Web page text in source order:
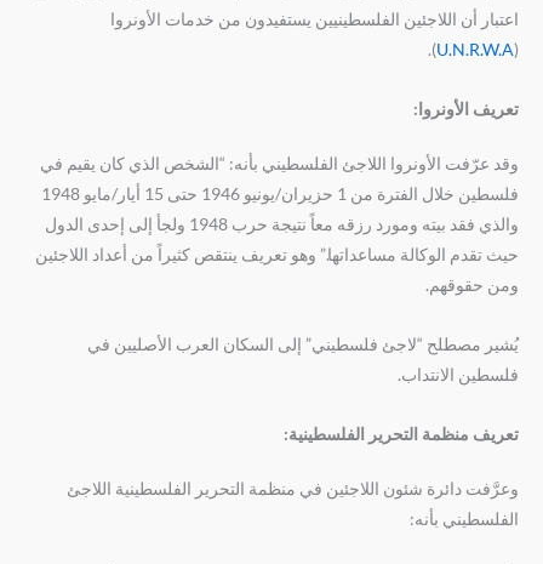
اعتبار أن اللاجئين الفلسطينيين يستفيدون من خدمات الأونروا
(
U.N.R.W.A
).
تعريف الأونروا:
وقد عرّفت الأونروا اللاجئ الفلسطيني بأنه: “الشخص الذي كان يقيم في
فلسطين خلال الفترة من 1 حزيران/يونيو 1946 حتى 15 أيار/مايو 1948
والذي فقد بيته ومورد رزقه معاً نتيجة حرب 1948 ولجأ إلى إحدى الدول
حيث تقدم الوكالة مساعداتها.” وهو تعريف ينتقص كثيراً من أعداد اللاجئين
ومن حقوقهم.
يُشير مصطلح “لاجئ فلسطيني” إلى السكان العرب الأصليين في
فلسطين الانتداب.
تعريف منظمة التحرير الفلسطينية:
وعرَّفت دائرة شئون اللاجئين في منظمة التحرير الفلسطينية اللاجئ
الفلسطيني بأنه: